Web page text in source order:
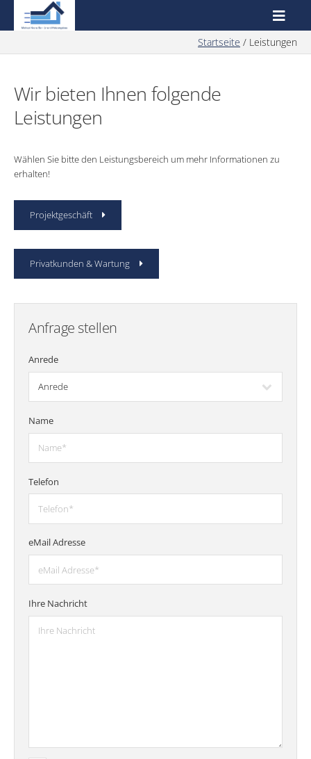
Startseite / Leistungen
Wir bieten Ihnen folgende
Leistungen
Wählen Sie bitte den Leistungsbereich um mehr Informationen zu
erhalten!
Projektgeschäft
Privatkunden & Wartung
Anfrage stellen
Anrede
Name
Telefon
eMail Adresse
Ihre Nachricht